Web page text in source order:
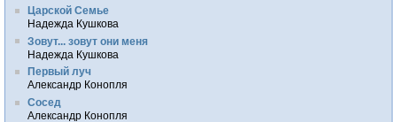
Царской Семье
Надежда Кушкова
Зовут... зовут они меня
Надежда Кушкова
Первый луч
Александр Конопля
Сосед
Александр Конопля